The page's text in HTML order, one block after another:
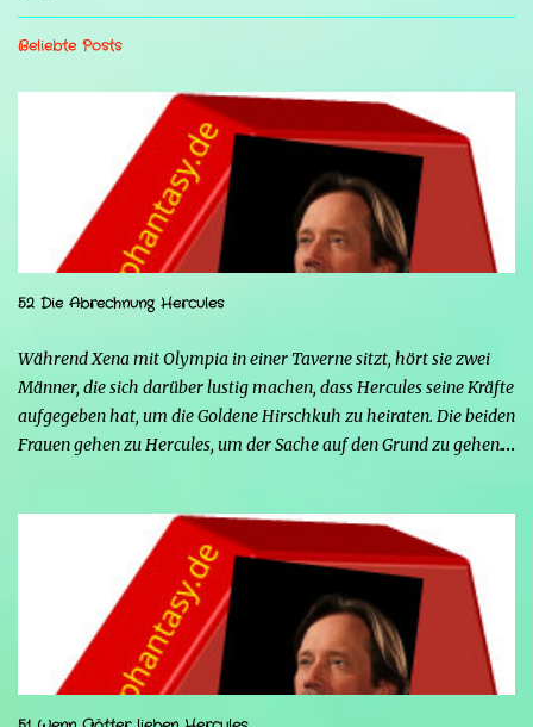
Beliebte Posts
52 Die Abrechnung Hercules
Während Xena mit Olympia in einer Taverne sitzt, hört sie zwei
Männer, die sich darüber lustig machen, dass Hercules seine Kräfte
aufgegeben hat, um die Goldene Hirschkuh zu heiraten. Die beiden
Frauen gehen zu Hercules, um der Sache auf den Grund zu gehen.
denn nun kann sie nicht nur die Frau von Hercules sein, sondern
endlich auch Menschen berühren, ohne sich zu verwandeln. Mars
ist immer noch wütend auf Hercules, weil er Xena davon
überzeugt hat, nicht mehr seine Kämpferin sein zu wollen, und
nun steht sein Racheplan kurz vor der Vollendung. Einige Männer
im Dorf belästigen Serena, also stellt sich Hercules seiner Frau zur
Seite, um sie zu verteidigen, aber ohne seine Kräfte fällt es ihm